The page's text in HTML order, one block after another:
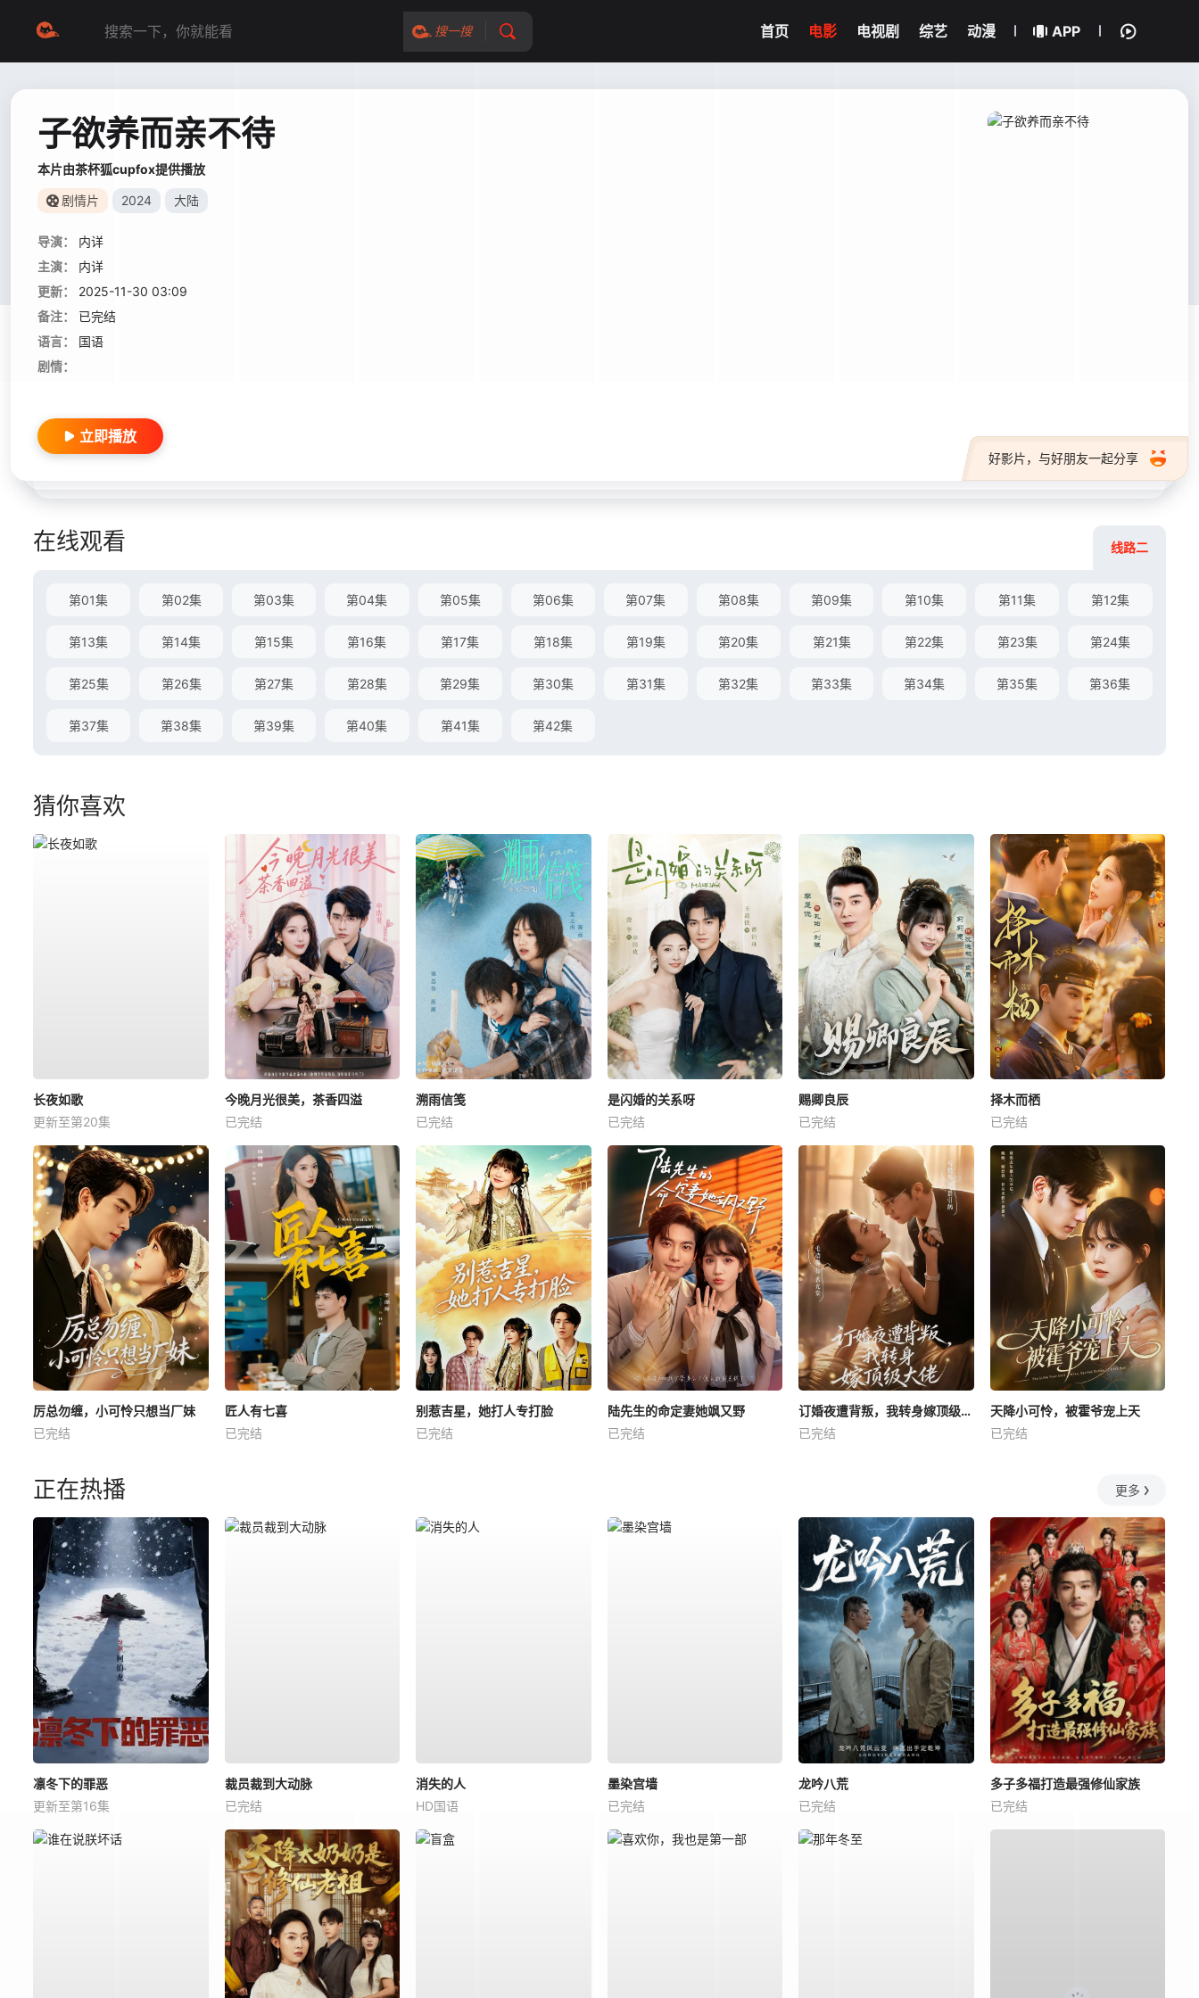
搜一搜 首页 电影 电视剧 综艺 动漫 APP
子欲养而亲不待
本片由茶杯狐cupfox提供播放
剧情片 2024 大陆
导演：
内详
主演：
内详
更新：
2025-11-30 03:09
备注：
已完结
语言：
国语
剧情：
好影片，与好朋友一起分享
立即播放
在线观看 线路二
第01集 第02集 第03集 第04集 第05集 第06集 第07集 第08集 第09集 第10集 第11集 第12集
第13集 第14集 第15集 第16集 第17集 第18集 第19集 第20集 第21集 第22集 第23集 第24集
第25集 第26集 第27集 第28集 第29集 第30集 第31集 第32集 第33集 第34集 第35集 第36集
第37集 第38集 第39集 第40集 第41集 第42集
猜你喜欢
长夜如歌
更新至第20集
今晚月光很美，茶香四溢
已完结
溯雨信笺
已完结
是闪婚的关系呀
已完结
赐卿良辰
已完结
择木而栖
已完结
厉总勿缠，小可怜只想当厂妹
已完结
匠人有七喜
已完结
别惹吉星，她打人专打脸
已完结
陆先生的命定妻她飒又野
已完结
订婚夜遭背叛，我转身嫁顶级大佬
已完结
天降小可怜，被霍爷宠上天
已完结
正在热播 更多
凛冬下的罪恶
更新至第16集
裁员裁到大动脉
已完结
消失的人
HD国语
墨染宫墙
已完结
龙吟八荒
已完结
多子多福打造最强修仙家族
已完结